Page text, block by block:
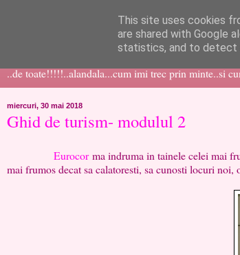
like ?...or not!
..de toate!!!!!..alandala...cum imi trec prin minte..si
miercuri, 30 mai 2018
Ghid de turism- modulul 2
Eurocorma indruma in tainele celei mai
mai frumos decat sa calatoresti, sa cunosti locuri
This site uses cookies
are shared with Google
statistics, and to detect